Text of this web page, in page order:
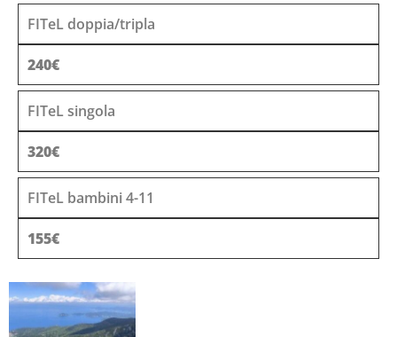
FITeL doppia/tripla
240€
FITeL singola
320€
FITeL bambini 4-11
155€